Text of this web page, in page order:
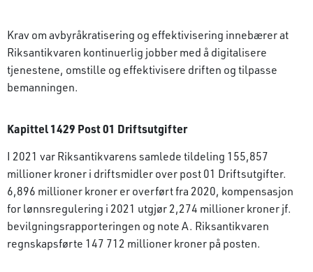
Krav om avbyråkratisering og effektivisering innebærer at
Riksantikvaren kontinuerlig jobber med å digitalisere
tjenestene, omstille og effektivisere driften og tilpasse
bemanningen.
Kapittel 1429 Post 01 Driftsutgifter
I 2021 var Riksantikvarens samlede tildeling 155,857
millioner kroner i driftsmidler over post 01 Driftsutgifter.
6,896 millioner kroner er overført fra 2020, kompensasjon
for lønnsregulering i 2021 utgjør 2,274 millioner kroner jf.
bevilgningsrapporteringen og note A. Riksantikvaren
regnskapsførte 147 712 millioner kroner på posten.